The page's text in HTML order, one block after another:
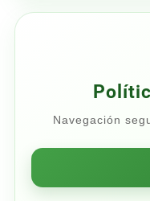
Navegación